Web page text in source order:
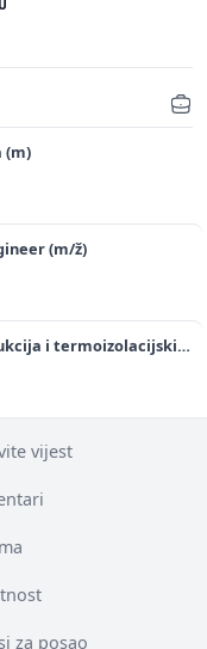
(m)
(m/ž)
i termoizolacijskih
vijest
za posao